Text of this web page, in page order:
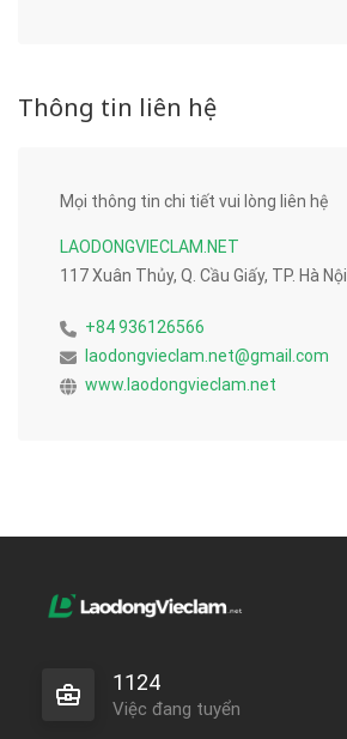
Thông tin liên hệ
Mọi thông tin chi tiết vui lòng liên hệ
LAODONGVIECLAM.NET
117 Xuân Thủy, Q. Cầu Giấy, TP. Hà Nội
+84 936126566
laodongvieclam.net@gmail.com
www.laodongvieclam.net
1124
Việc đang tuyển